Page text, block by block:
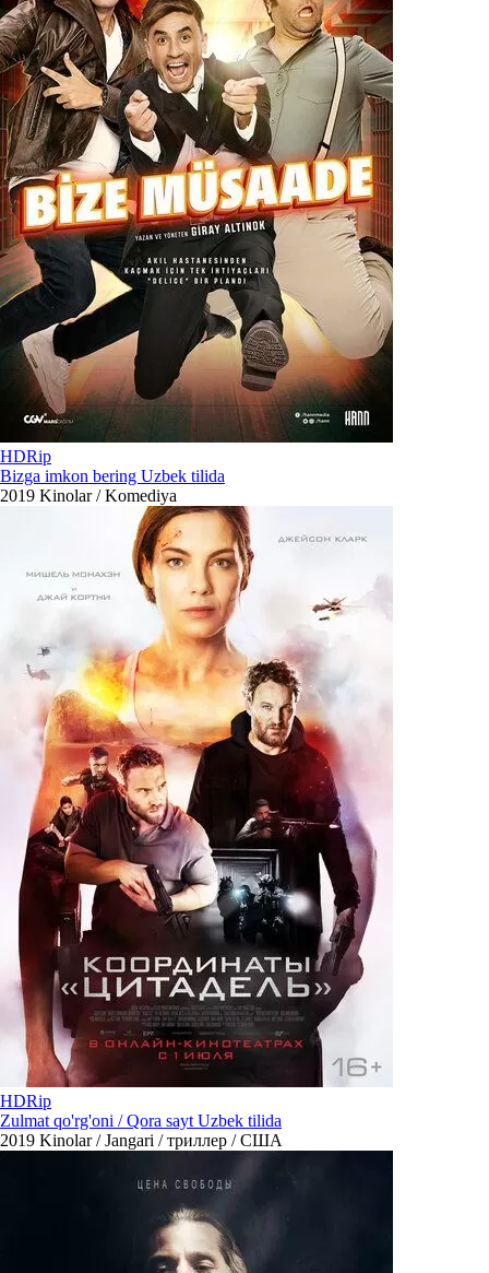
HDRip
Bizga imkon bering Uzbek tilida
2019 Kinolar / Komediya
HDRip
Zulmat qo'rg'oni / Qora sayt Uzbek tilida
2019 Kinolar / Jangari / триллер / США